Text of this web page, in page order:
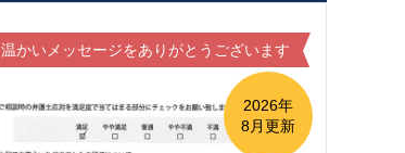
温かいメッセージをありがとうございます
2026年
8月更新